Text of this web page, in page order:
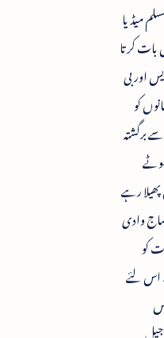
میڈیا
کرتا
اور بی
کو
برگشتہ
رہے
وادی
کو
اس لئے